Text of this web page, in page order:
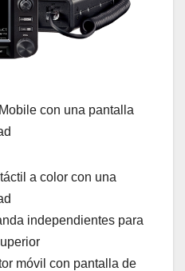
con una pantalla
a color con una
independientes para
móvil con pantalla de